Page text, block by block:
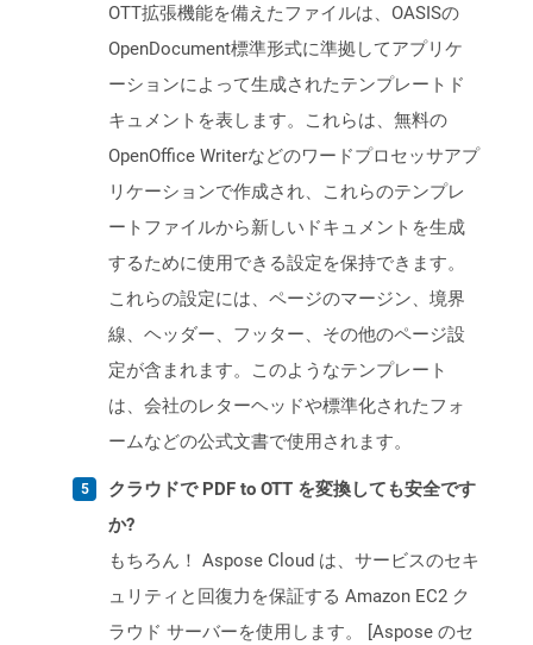
OTT拡張機能を備えたファイルは、OASISの
OpenDocument標準形式に準拠してアプリケ
ーションによって生成されたテンプレートド
キュメントを表します。これらは、無料の
OpenOffice Writerなどのワードプロセッサアプ
リケーションで作成され、これらのテンプレ
ートファイルから新しいドキュメントを生成
するために使用できる設定を保持できます。
これらの設定には、ページのマージン、境界
線、ヘッダー、フッター、その他のページ設
定が含まれます。このようなテンプレート
は、会社のレターヘッドや標準化されたフォ
ームなどの公式文書で使用されます。
クラウドで PDF to OTT を変換しても安全です
か?
もちろん！ Aspose Cloud は、サービスのセキ
ュリティと回復力を保証する Amazon EC2 ク
ラウド サーバーを使用します。 [Aspose のセ